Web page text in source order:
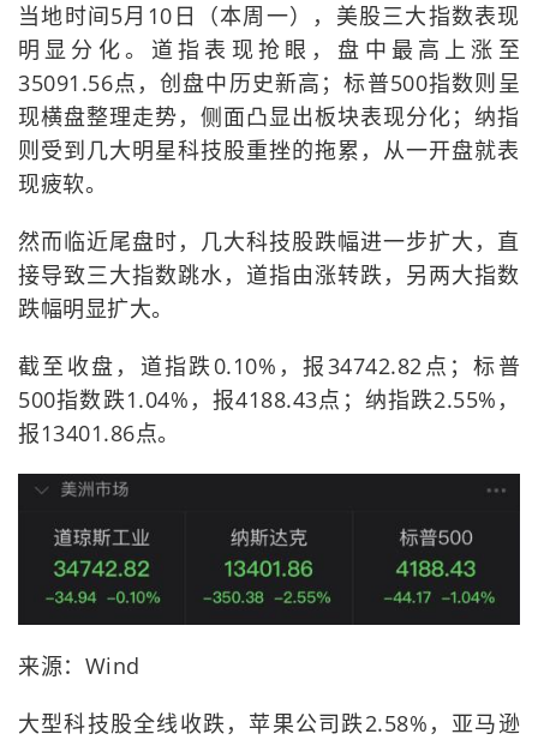
当地时间5月10日（本周一），美股三大指数表现
明显分化。道指表现抢眼，盘中最高上涨至
35091.56点，创盘中历史新高；标普500指数则呈
现横盘整理走势，侧面凸显出板块表现分化；纳指
则受到几大明星科技股重挫的拖累，从一开盘就表
现疲软。
然而临近尾盘时，几大科技股跌幅进一步扩大，直
接导致三大指数跳水，道指由涨转跌，另两大指数
跌幅明显扩大。
截至收盘，道指跌0.10%，报34742.82点；标普
500指数跌1.04%，报4188.43点；纳指跌2.55%，
报13401.86点。
来源：Wind
大型科技股全线收跌，苹果公司跌2.58%，亚马逊